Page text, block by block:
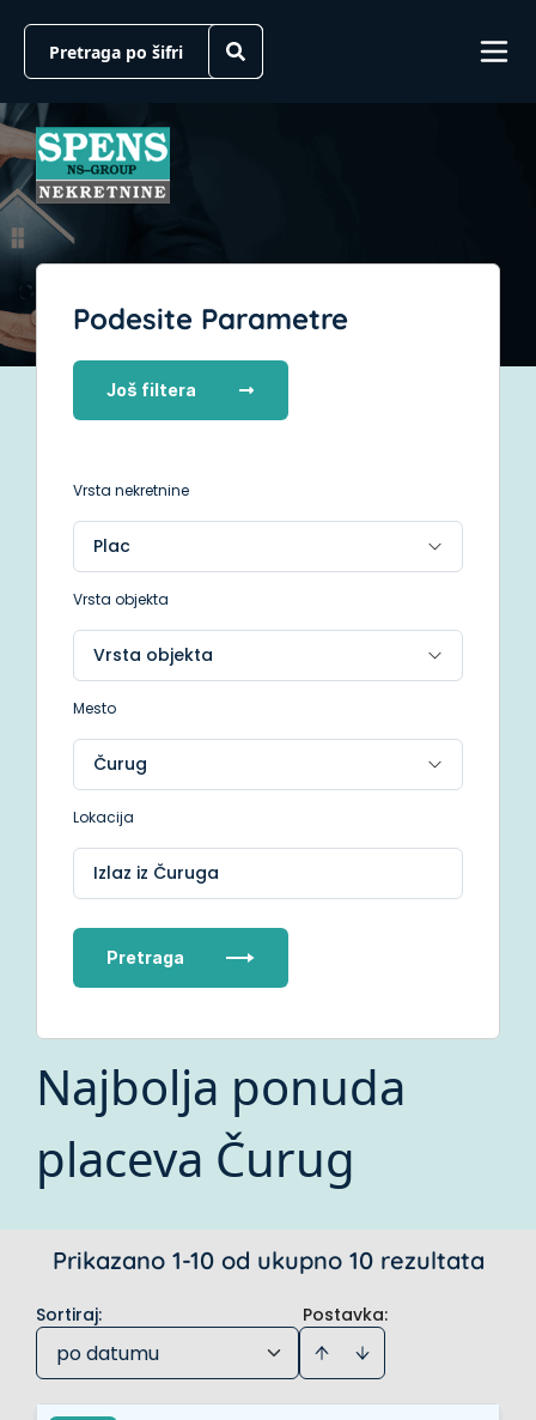
Podesite Parametre
Još filtera
Vrsta nekretnine
Vrsta objekta
Mesto
Lokacija
Izlaz iz Čuruga
Pretraga
Najbolja ponuda
placeva Čurug
Prikazano 1-10 od ukupno 10 rezultata
Postavka:
Sortiraj:
po datumu